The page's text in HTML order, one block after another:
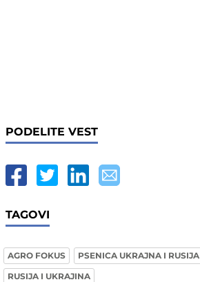
PODELITE VEST
TAGOVI
AGRO FOKUS PSENICA UKRAJNA I RUSIJA
RUSIJA I UKRAJINA